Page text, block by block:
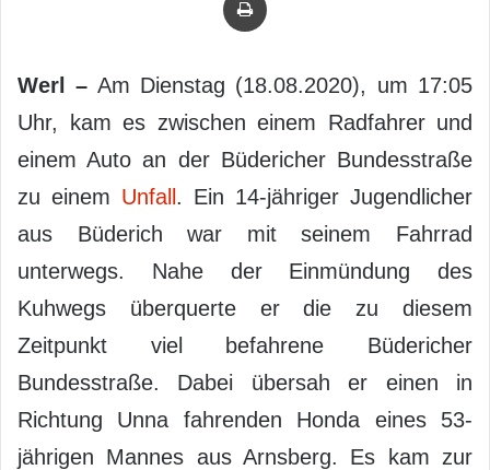
Werl – Am Dienstag (18.08.2020), um 17:05
Uhr, kam es zwischen einem Radfahrer und
einem Auto an der Büdericher Bundesstraße
zu einem Unfall. Ein 14-jähriger Jugendlicher
aus Büderich war mit seinem Fahrrad
unterwegs. Nahe der Einmündung des
Kuhwegs überquerte er die zu diesem
Zeitpunkt viel befahrene Büdericher
Bundesstraße. Dabei übersah er einen in
Richtung Unna fahrenden Honda eines 53-
jährigen Mannes aus Arnsberg. Es kam zur